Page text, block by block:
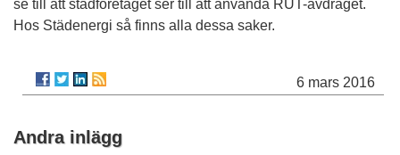
se till att städföretaget ser till att använda RUT-avdraget.
Hos Städenergi så finns alla dessa saker.
6 mars 2016
Andra inlägg